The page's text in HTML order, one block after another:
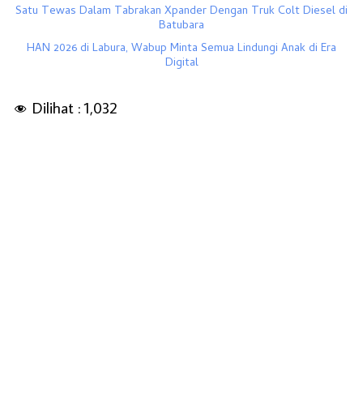
Satu Tewas Dalam Tabrakan Xpander Dengan Truk Colt Diesel di
Batubara
HAN 2026 di Labura, Wabup Minta Semua Lindungi Anak di Era
Digital
Dilihat : 1,032